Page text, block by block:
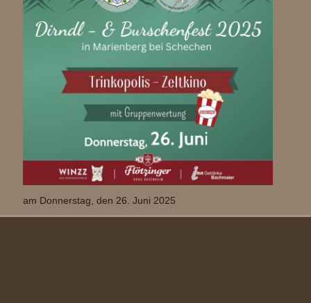
am Donnerstag, den 26. Juni 2025